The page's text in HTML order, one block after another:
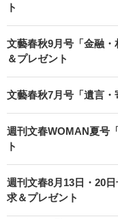
ト
文藝春秋9月号「金融
＆プレゼント
文藝春秋7月号「遺言
週刊文春WOMAN夏号
ト
週刊文春8月13日・20
求＆プレゼント